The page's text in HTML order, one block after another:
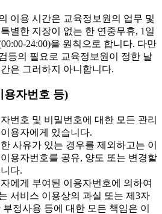
이용 시간은 교육정보원의 업무 및
별한 지장이 없는 한 연중무휴, 1일
24:00)을 원칙으로 합니다. 다만
등의 필요로 교육정보원이 정한 날
은 그러하지 아니합니다.
용자번호 등)
번호 및 비밀번호에 대한 모든 관리
용자에게 있습니다.
사유가 있는 경우를 제외하고는 이
용자번호를 공유, 양도 또는 변경할
다.
에게 부여된 이용자번호에 의하여
서비스 이용상의 과실 또는 제3자
부정사용 등에 대한 모든 책임은 이